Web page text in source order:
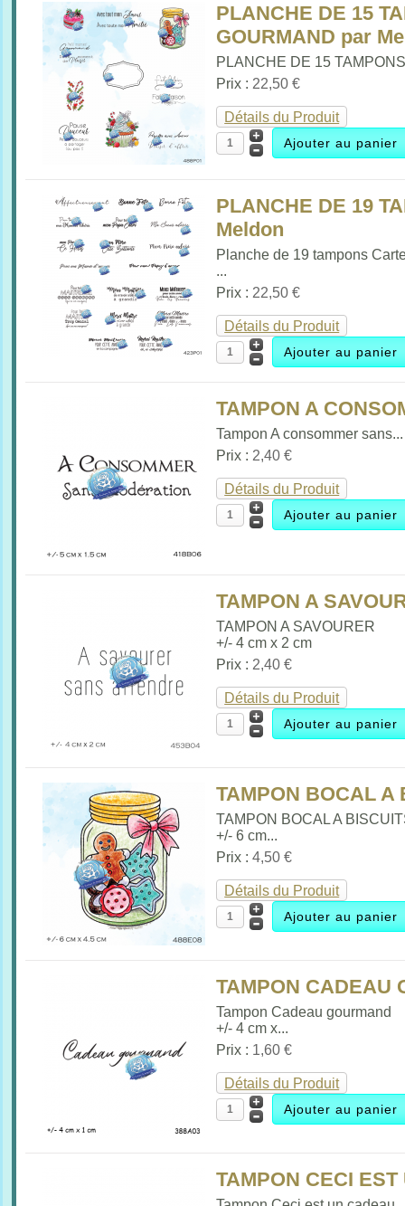
PLANCHE DE 15
GOURMAND par
PLANCHE DE 15
Prix : 22,50 €
Détails du Produit
PLANCHE DE 19
Meldon
Planche de 19 tampons
...
Prix : 22,50 €
Détails du Produit
TAMPON A
Tampon A consommer sans...
Prix : 2,40 €
Détails du Produit
TAMPON A
TAMPON A SAVOURER
+/- 4 cm x 2 cm
Prix : 2,40 €
Détails du Produit
TAMPON BOCAL A
TAMPON BOCAL A
+/- 6 cm...
Prix :4,50 €
Détails du Produit
TAMPON CADEAU
Tampon Cadeau gourmand
+/- 4 cm x...
Prix : 1,60 €
Détails du Produit
TAMPON CECI